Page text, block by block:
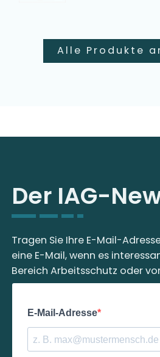
Alle Produkte
Der IAG-
Tragen Sie Ihre E-Mail-
eine E-Mail, wenn es
Bereich Arbeitsschutz oder